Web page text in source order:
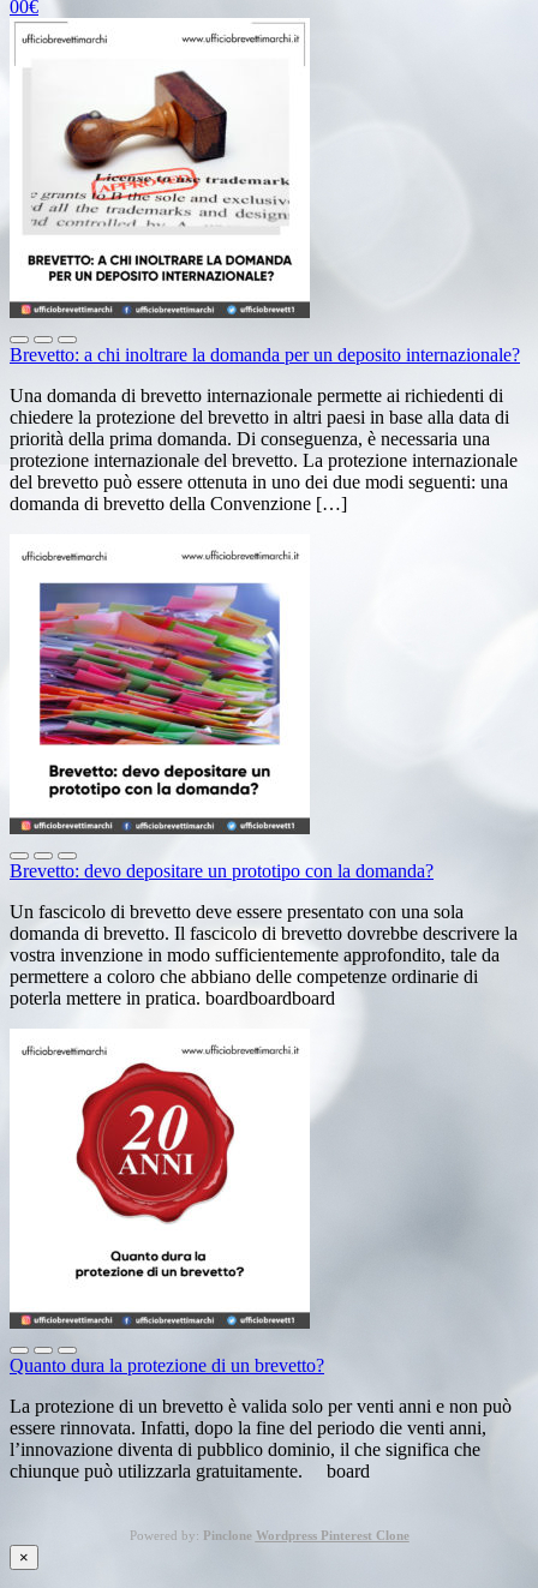
00€
Brevetto: a chi inoltrare la domanda per un deposito internazionale?
Una domanda di brevetto internazionale permette ai richiedenti di
chiedere la protezione del brevetto in altri paesi in base alla data di
priorità della prima domanda. Di conseguenza, è necessaria una
protezione internazionale del brevetto. La protezione internazionale
del brevetto può essere ottenuta in uno dei due modi seguenti: una
domanda di brevetto della Convenzione […]
Brevetto: devo depositare un prototipo con la domanda?
Un fascicolo di brevetto deve essere presentato con una sola
domanda di brevetto. Il fascicolo di brevetto dovrebbe descrivere la
vostra invenzione in modo sufficientemente approfondito, tale da
permettere a coloro che abbiano delle competenze ordinarie di
poterla mettere in pratica. boardboardboard
Quanto dura la protezione di un brevetto?
La protezione di un brevetto è valida solo per venti anni e non può
essere rinnovata. Infatti, dopo la fine del periodo die venti anni,
l’innovazione diventa di pubblico dominio, il che significa che
chiunque può utilizzarla gratuitamente. board
Powered by: Pinclone Wordpress Pinterest Clone
×